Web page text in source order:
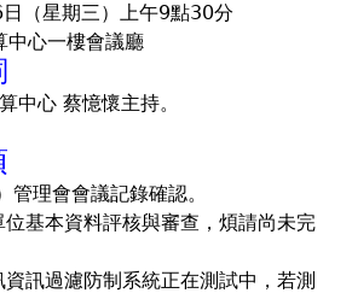
（星期三）上午9點30分
中心一樓會議廳
心 蔡憶懷主持。
理會會議記錄確認。
基本資料評核與審查，煩請尚未完
訊過濾防制系統正在測試中，若測